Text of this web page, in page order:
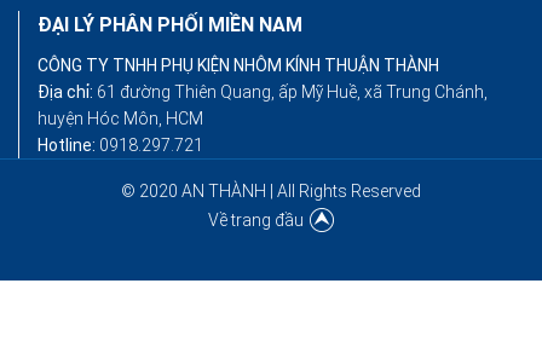
ĐẠI LÝ PHÂN PHỐI MIỀN NAM
CÔNG TY TNHH PHỤ KIỆN NHÔM KÍNH THUẬN THÀNH
Địa chỉ: 61 đường Thiên Quang, ấp Mỹ Huề, xã Trung Chánh,
huyện Hóc Môn, HCM
Hotline: 0918.297.721
© 2020 AN THÀNH | All Rights Reserved
Về trang đầu